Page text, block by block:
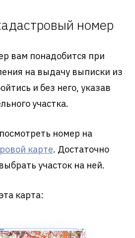
номер
вам понадобится при
на выдачу выписки из
и без него, указав
участка.
номер на
карте. Достаточно
участок на ней.
карта: